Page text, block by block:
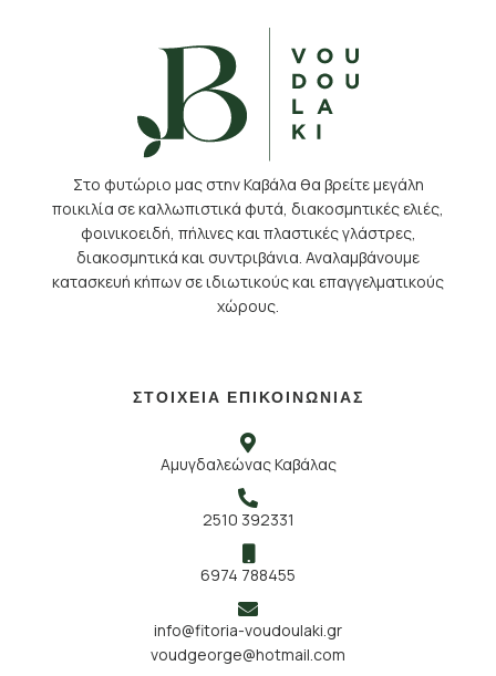
Στο φυτώριο μας στην Καβάλα θα βρείτε μεγάλη
ποικιλία σε καλλωπιστικά φυτά, διακοσμητικές ελιές,
φοινικοειδή, πήλινες και πλαστικές γλάστρες,
διακοσμητικά και συντριβάνια. Αναλαμβάνουμε
κατασκευή κήπων σε ιδιωτικούς και επαγγελματικούς
χώρους.
ΣΤΟΙΧΕΙΑ ΕΠΙΚΟΙΝΩΝΙΑΣ
Αμυγδαλεώνας Καβάλας
2510 392331
6974 788455
info@fitoria-voudoulaki.gr
voudgeorge@hotmail.com